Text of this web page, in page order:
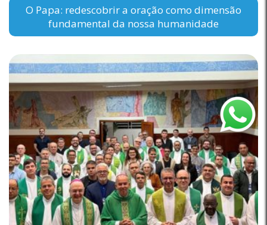
O Papa: redescobrir a oração como dimensão
fundamental da nossa humanidade